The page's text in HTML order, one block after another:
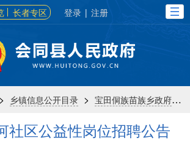
长者专区 登录 | 注册
> 乡镇信息公开目录 > 宝田侗族苗族乡政府 >
社区公益性岗位招聘公告